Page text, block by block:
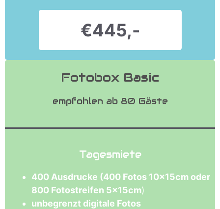
€445,-
Fotobox Basic
empfohlen ab 80 Gäste
Tagesmiete
400 Ausdrucke (400 Fotos 10x15cm oder
800 Fotostreifen 5x15cm)
unbegrenzt digitale Fotos